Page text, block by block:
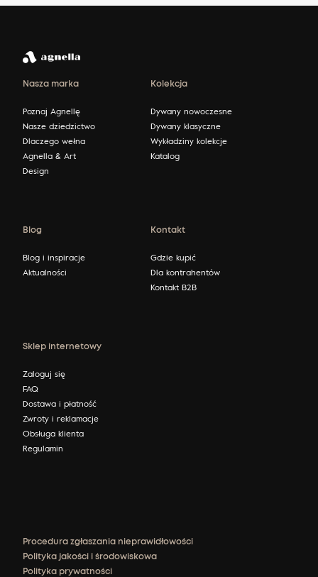
Nasza marka
Poznaj Agnellę
Nasze dziedzictwo
Dlaczego wełna
Agnella & Art
Design
Kolekcja
Dywany nowoczesne
Dywany klasyczne
Wykładziny kolekcje
Katalog
Blog
Blog i inspiracje
Aktualności
Kontakt
Gdzie kupić
Dla kontrahentów
Kontakt B2B
Sklep internetowy
Zaloguj się
FAQ
Dostawa i płatność
Zwroty i reklamacje
Obsługa klienta
Regulamin
Procedura zgłaszania nieprawidłowości
Polityka jakości i środowiskowa
Polityka prywatności